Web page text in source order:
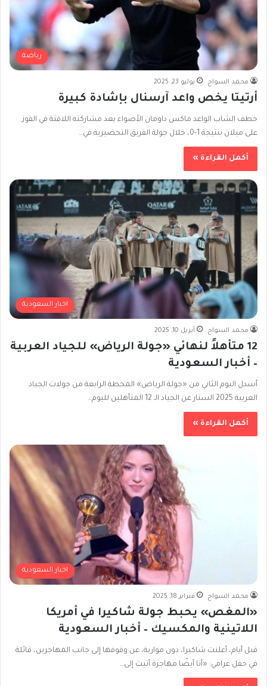
رياضة
محمد السواح يوليو 23, 2025
أرتيتا يخص واعد آرسنال بإشادة كبيرة
خطف الشاب الواعد ماكس داومان الأضواء بعد مشاركته اللافتة في الفوز
على ميلان بنتيجة 1-0، خلال جولة الفريق التحضيرية في…
أكمل القراءة »
اخبار السعودية
محمد السواح أبريل 10, 2025
12 متأهلاً لنهائي «جولة الرياض» للجياد العربية
– أخبار السعودية
أسدل اليوم الثاني من «جولة الرياض» المحطة الرابعة من جولات الجياد
العربية 2025 الستار عن الجياد الـ 12 المتأهلين لليوم…
أكمل القراءة »
اخبار السعودية
محمد السواح فبراير 18, 2025
«المغص» يحبط جولة شاكيرا في أمريكا
اللاتينية والمكسيك – أخبار السعودية
قبل أيام، أعلنت شاكيرا، دون مواربة، عن وقوفها إلى جانب المهاجرين، قائلة
في حفل غرامي: «أنا أيضًا مهاجرة أتيت إلى…